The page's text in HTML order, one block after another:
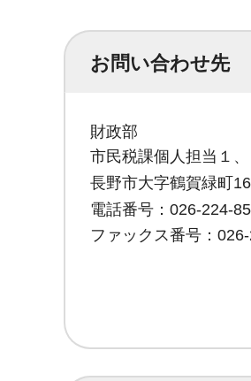
お問い合わせ先
財政部
市民税課個人担当１
長野市大字鶴賀緑町
電話番号：026-224-
ファックス番号：